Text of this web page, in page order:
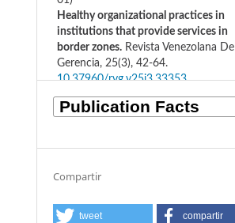
Healthy organizational practices in
institutions that provide services in
border zones. Revista Venezolana De
Gerencia, 25(3), 42-64.
10.37960/rvg.v25i3.33353
Compartir
tweet compartir